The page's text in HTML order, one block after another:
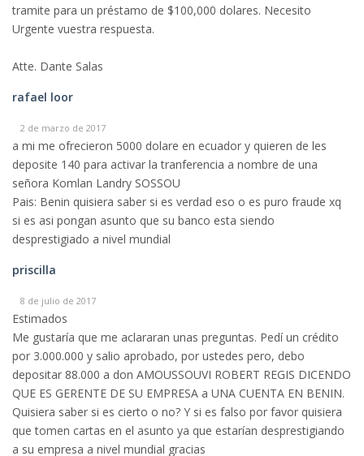
tramite para un préstamo de $100,000 dolares. Necesito
Urgente vuestra respuesta.
Atte. Dante Salas
rafael loor
2 de marzo de 2017
a mi me ofrecieron 5000 dolare en ecuador y quieren de les
deposite 140 para activar la tranferencia a nombre de una
señora Komlan Landry SOSSOU
Pais: Benin quisiera saber si es verdad eso o es puro fraude xq
si es asi pongan asunto que su banco esta siendo
desprestigiado a nivel mundial
priscilla
8 de julio de 2017
Estimados
Me gustaría que me aclararan unas preguntas. Pedí un crédito
por 3.000.000 y salio aprobado, por ustedes pero, debo
depositar 88.000 a don AMOUSSOUVI ROBERT REGIS DICENDO
QUE ES GERENTE DE SU EMPRESA a UNA CUENTA EN BENIN.
Quisiera saber si es cierto o no? Y si es falso por favor quisiera
que tomen cartas en el asunto ya que estarían desprestigiando
a su empresa a nivel mundial gracias